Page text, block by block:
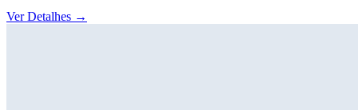
Ver Detalhes →